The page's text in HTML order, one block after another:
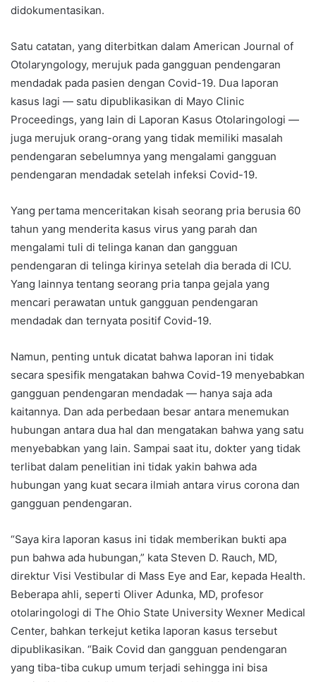
didokumentasikan.
Satu catatan, yang diterbitkan dalam American Journal of
Otolaryngology, merujuk pada gangguan pendengaran
mendadak pada pasien dengan Covid-19. Dua laporan
kasus lagi — satu dipublikasikan di Mayo Clinic
Proceedings, yang lain di Laporan Kasus Otolaringologi —
juga merujuk orang-orang yang tidak memiliki masalah
pendengaran sebelumnya yang mengalami gangguan
pendengaran mendadak setelah infeksi Covid-19.
Yang pertama menceritakan kisah seorang pria berusia 60
tahun yang menderita kasus virus yang parah dan
mengalami tuli di telinga kanan dan gangguan
pendengaran di telinga kirinya setelah dia berada di ICU.
Yang lainnya tentang seorang pria tanpa gejala yang
mencari perawatan untuk gangguan pendengaran
mendadak dan ternyata positif Covid-19.
Namun, penting untuk dicatat bahwa laporan ini tidak
secara spesifik mengatakan bahwa Covid-19 menyebabkan
gangguan pendengaran mendadak — hanya saja ada
kaitannya. Dan ada perbedaan besar antara menemukan
hubungan antara dua hal dan mengatakan bahwa yang satu
menyebabkan yang lain. Sampai saat itu, dokter yang tidak
terlibat dalam penelitian ini tidak yakin bahwa ada
hubungan yang kuat secara ilmiah antara virus corona dan
gangguan pendengaran.
“Saya kira laporan kasus ini tidak memberikan bukti apa
pun bahwa ada hubungan,” kata Steven D. Rauch, MD,
direktur Visi Vestibular di Mass Eye and Ear, kepada Health.
Beberapa ahli, seperti Oliver Adunka, MD, profesor
otolaringologi di The Ohio State University Wexner Medical
Center, bahkan terkejut ketika laporan kasus tersebut
dipublikasikan. “Baik Covid dan gangguan pendengaran
yang tiba-tiba cukup umum terjadi sehingga ini bisa